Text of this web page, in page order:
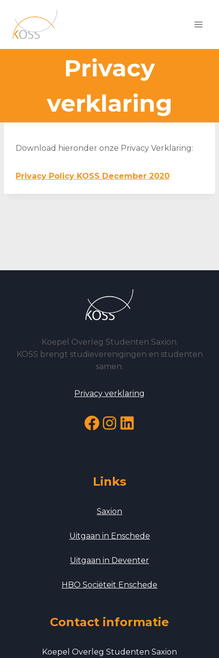
naar
inhoud
Privacy
verklaring
Download hieronder onze Privacy Verklaring:
Privacy Policy KOSS December 2020
Koepel Overleg Studenten Saxion.
KOSS brengt studieverenigingen en studenten
samen.
Privacy verklaring
Facebook
Instagram
LinkedIn
Links
Saxion
Uitgaan in Enschede
Uitgaan in Deventer
HBO Sociëteit Enschede
Contact informatie
Koepel Overleg Studenten Saxion